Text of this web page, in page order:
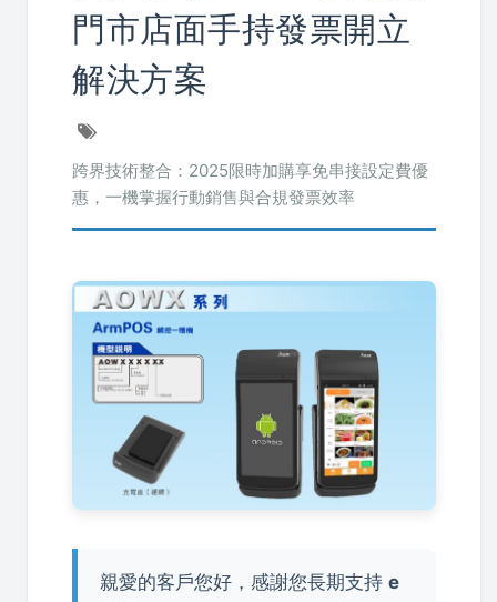
門市店面手持發票開立
解決方案
跨界技術整合：2025限時加購享免串接設定費優
惠，一機掌握行動銷售與合規發票效率
親愛的客戶您好，感謝您長期支持 e